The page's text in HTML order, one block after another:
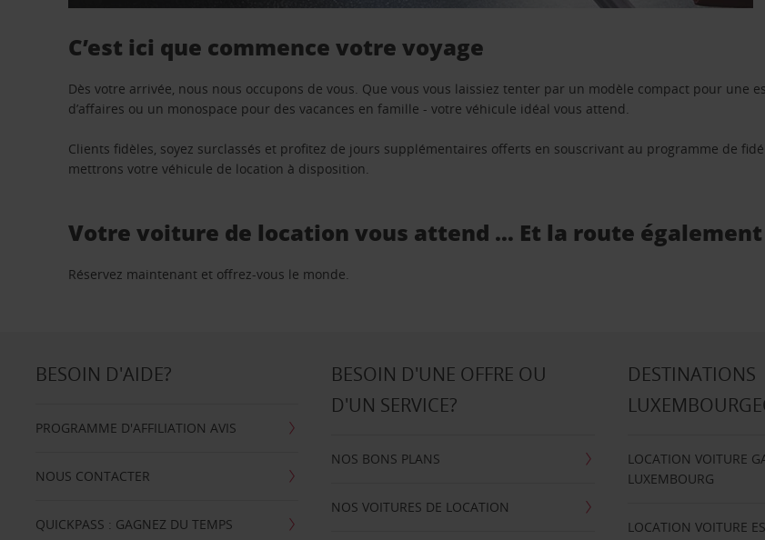
C’est ici que commence votre voyage
Dès votre arrivée, nous nous occupons de vous. Que vous vous laissiez tenter par un modèle compact pour une
d’affaires ou un monospace pour des vacances en famille - votre véhicule idéal vous attend.
Clients fidèles, soyez surclassés et profitez de jours supplémentaires offerts en souscrivant au programme de
mettrons votre véhicule de location à disposition.
Votre voiture de location vous attend … Et la route également
Réservez maintenant et offrez-vous le monde.
BESOIN D'AIDE?
PROGRAMME D'AFFILIATION AVIS
NOUS CONTACTER
QUICKPASS : GAGNEZ DU TEMPS
BESOIN D'UNE OFFRE OU
D'UN SERVICE?
NOS BONS PLANS
NOS VOITURES DE LOCATION
DESTINATIONS
LOCATION VOITURE
LUXEMBOURG
LOCATION VOITURE